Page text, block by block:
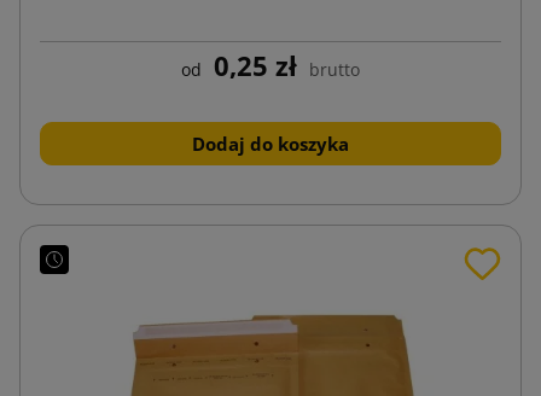
od 0,25 zł brutto
Dodaj do koszyka